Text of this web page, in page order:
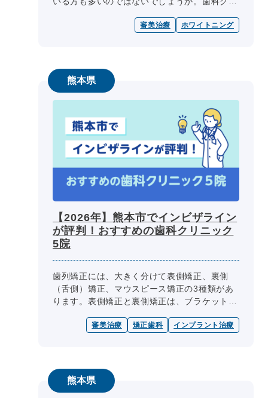
容、診療日・診療時間、院内設備、費用...
審美治療 ホワイトニング
熊本県
【2026年】熊本市でインビザライン
が評判！おすすめの歯科クリニック
5院
歯列矯正には、大きく分けて表側矯正、裏側
（舌側）矯正、マウスピース矯正の3種類があ
ります。表側矯正と裏側矯正は、ブラケットと
どして歯を動かす方法です。マウスピ...
審美治療 矯正歯科 インプラント治療
熊本県